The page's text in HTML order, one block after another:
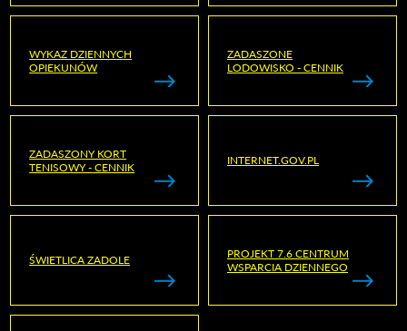
WYKAZ DZIENNYCH
OPIEKUNÓW
ZADASZONE
LODOWISKO - CENNIK
ZADASZONY KORT
TENISOWY - CENNIK
INTERNET.GOV.PL
ŚWIETLICA ZADOLE
PROJEKT 7.6 CENTRUM
WSPARCIA DZIENNEGO